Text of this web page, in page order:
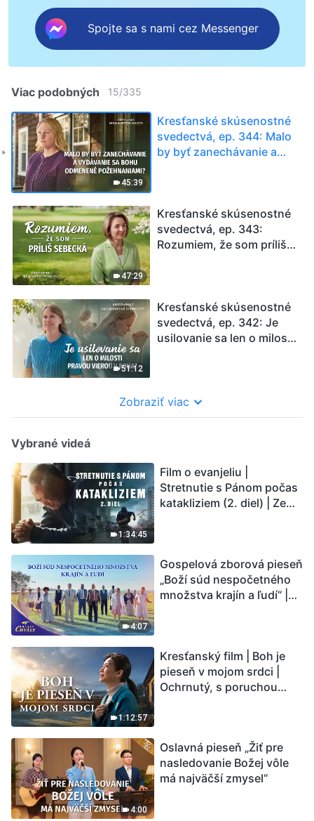
Spojte sa s nami cez Messenger
Viac podobných 15/335
45:39
Kresťanské skúsenostné
svedectvá, ep. 344: Malo
by byť zanechávanie a
47:29
Kresťanské skúsenostné
svedectvá, ep. 343:
Rozumiem, že som príliš
51:12
Kresťanské skúsenostné
svedectvá, ep. 342: Je
usilovanie sa len o milosti
Zobraziť viac
Vybrané videá
1:34:45
Film o evanjeliu |
Stretnutie s Pánom počas
katakliziem (2. diel) | Zem
Ľudstvu sa začína
odpočítavať čas. Našli ste
spôsob, ako prežiť?
4:07
Gospelová zborová pieseň
„Boží súd nespočetného
množstva krajín a ľudí“ |
1:12:57
Kresťanský film | Boh je
pieseň v mojom srdci |
Ochrnutý, s poruchou
4:00
Oslavná pieseň „Žiť pre
nasledovanie Božej vôle
má najväčší zmysel“